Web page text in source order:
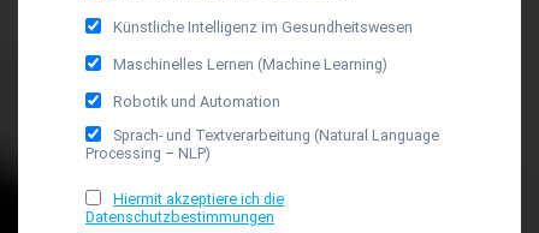
Künstliche Intelligenz im Gesundheitswesen
Maschinelles Lernen (Machine Learning)
Robotik und Automation
Sprach- und Textverarbeitung (Natural Language
Processing – NLP)
Hiermit akzeptiere ich die
Datenschutzbestimmungen